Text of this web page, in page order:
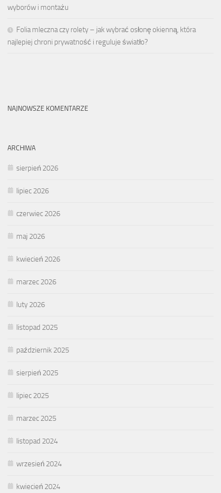
wyborów i montażu
Folia mleczna czy rolety – jak wybrać osłonę okienną, która
najlepiej chroni prywatność i reguluje światło?
NAJNOWSZE KOMENTARZE
ARCHIWA
sierpień 2026
lipiec 2026
czerwiec 2026
maj 2026
kwiecień 2026
marzec 2026
luty 2026
listopad 2025
październik 2025
sierpień 2025
lipiec 2025
marzec 2025
listopad 2024
wrzesień 2024
kwiecień 2024